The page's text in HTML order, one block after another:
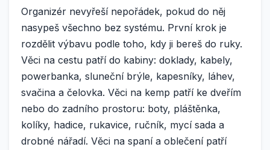
Organizér nevyřeší nepořádek, pokud do něj
nasypeš všechno bez systému. První krok je
rozdělit výbavu podle toho, kdy ji bereš do ruky.
Věci na cestu patří do kabiny: doklady, kabely,
powerbanka, sluneční brýle, kapesníky, láhev,
svačina a čelovka. Věci na kemp patří ke dveřím
nebo do zadního prostoru: boty, pláštěnka,
kolíky, hadice, rukavice, ručník, mycí sada a
drobné nářadí. Věci na spaní a oblečení patří